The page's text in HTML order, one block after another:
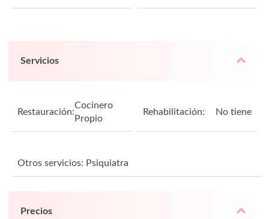
Servicios
Restauración:
Cocinero
Propio
Rehabilitación: No tiene
Otros servicios: Psiquiatra
Precios